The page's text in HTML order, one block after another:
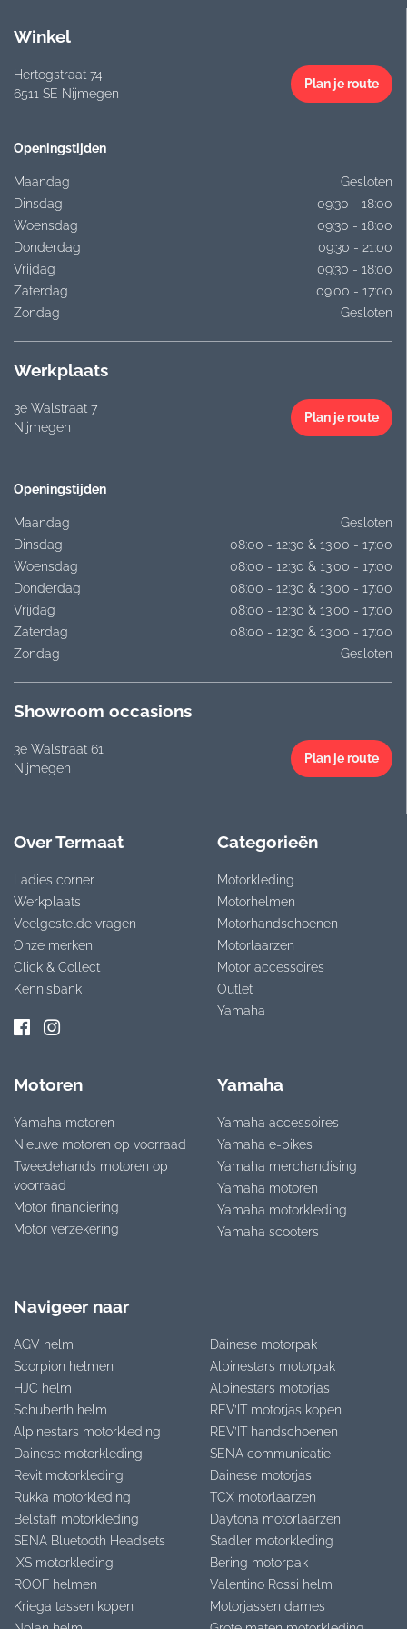
Winkel
Hertogstraat 74
6511 SE Nijmegen
Plan je route
Openingstijden
Maandag
Gesloten
Dinsdag
09:30 - 18:00
Woensdag
09:30 - 18:00
Donderdag
09:30 - 21:00
Vrijdag
09:30 - 18:00
Zaterdag
09:00 - 17:00
Zondag
Gesloten
Werkplaats
3e Walstraat 7
Nijmegen
Plan je route
Openingstijden
Maandag
Gesloten
Dinsdag
08:00 - 12:30 & 13:00 - 17:00
Woensdag
08:00 - 12:30 & 13:00 - 17:00
Donderdag
08:00 - 12:30 & 13:00 - 17:00
Vrijdag
08:00 - 12:30 & 13:00 - 17:00
Zaterdag
08:00 - 12:30 & 13:00 - 17:00
Zondag
Gesloten
Showroom occasions
3e Walstraat 61
Nijmegen
Plan je route
Over Termaat
Ladies corner
Werkplaats
Veelgestelde vragen
Onze merken
Click & Collect
Kennisbank
Categorieën
Motorkleding
Motorhelmen
Motorhandschoenen
Motorlaarzen
Motor accessoires
Outlet
Yamaha
Motoren
Yamaha motoren
Nieuwe motoren op voorraad
Tweedehands motoren op
voorraad
Motor financiering
Motor verzekering
Yamaha
Yamaha accessoires
Yamaha e-bikes
Yamaha merchandising
Yamaha motoren
Yamaha motorkleding
Yamaha scooters
Navigeer naar
AGV helm
Scorpion helmen
HJC helm
Schuberth helm
Alpinestars motorkleding
Dainese motorkleding
Revit motorkleding
Rukka motorkleding
Belstaff motorkleding
SENA Bluetooth Headsets
IXS motorkleding
ROOF helmen
Kriega tassen kopen
Dainese motorpak
Alpinestars motorpak
Alpinestars motorjas
REV’IT motorjas kopen
REV’IT handschoenen
SENA communicatie
Dainese motorjas
TCX motorlaarzen
Daytona motorlaarzen
Stadler motorkleding
Bering motorpak
Valentino Rossi helm
Motorjassen dames